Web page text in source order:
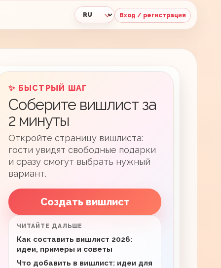
Язык Вход / регистрация
✨ БЫСТРЫЙ ШАГ
Соберите вишлист за
2 минуты
Откройте страницу вишлиста:
гости увидят свободные подарки
и сразу смогут выбрать нужный
вариант.
Создать вишлист
ЧИТАЙТЕ ДАЛЬШЕ
Как составить вишлист 2026:
идеи, примеры и советы
Что добавить в вишлист: идеи для